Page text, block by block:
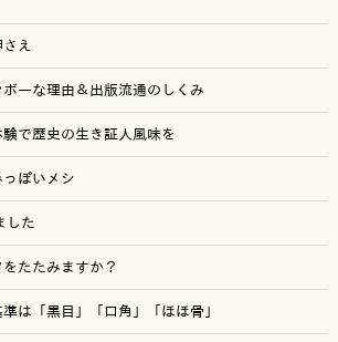
え
ーな理由＆出版流通のしくみ
で歴史の生き証人風味を
ぽいメシ
した
たたみますか？
は「黒目」「口角」「ほほ骨」